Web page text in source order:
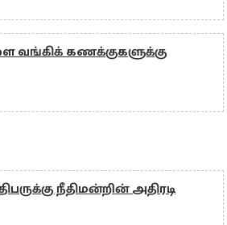
வங்கிக் கணக்குகளுக்கு
நீதிமன்றின் அதிரடி